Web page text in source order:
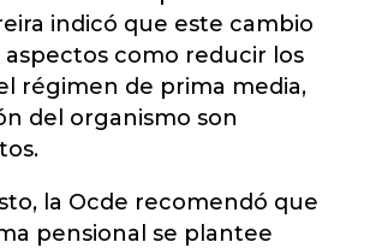
indicó que este cambio
como reducir los
régimen de prima media,
del organismo son
la Ocde recomendó que
pensional se plantee